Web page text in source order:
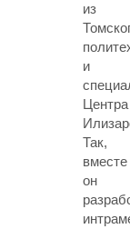
из
и
Центра
Так,
вместе
он